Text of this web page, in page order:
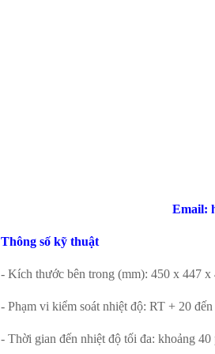
Email:
Thông số kỹ thuật
- Kích thước bên trong (mm): 450 x 447 x
- Phạm vi kiểm soát nhiệt độ: RT + 20 đến
- Thời gian đến nhiệt độ tối đa: khoảng 40